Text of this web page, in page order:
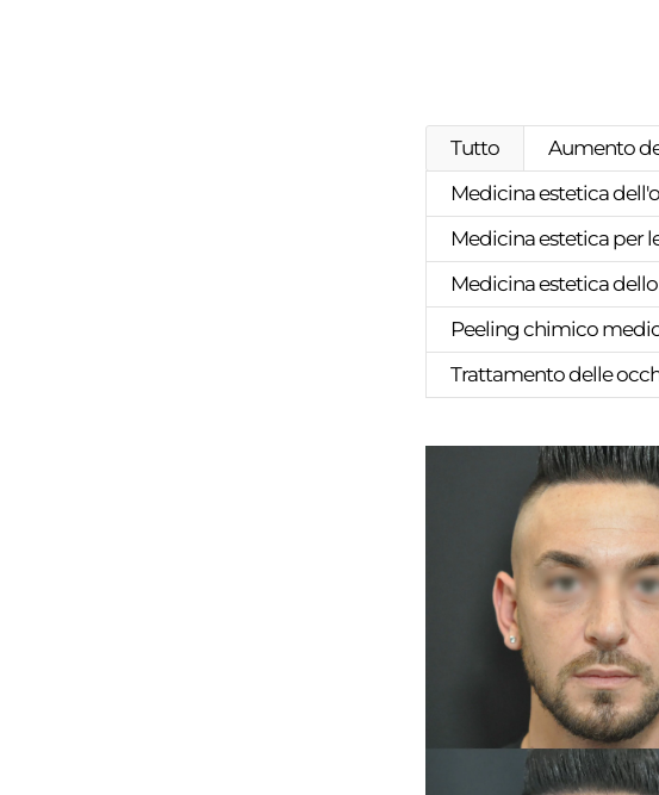
Tutto Aumento
Medicina estetica
Medicina estetica per
Medicina estetica
Peeling chimico
Trattamento delle